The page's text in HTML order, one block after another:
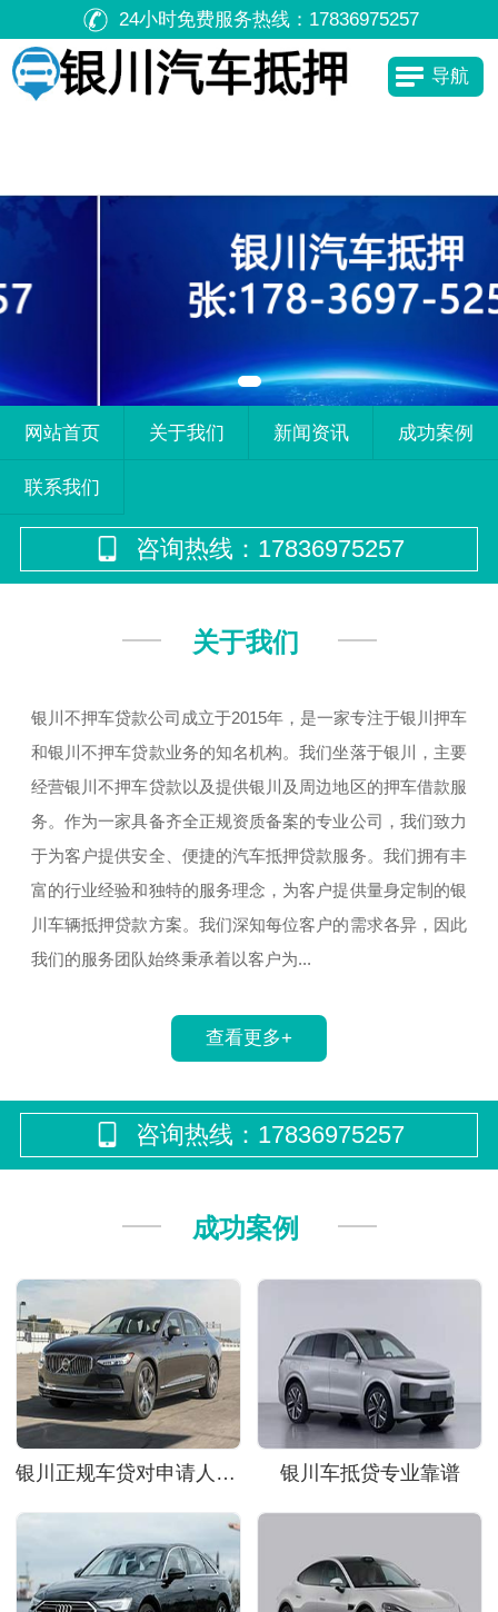
24小时免费服务热线： 17836975257
导航
网站首页 关于我们 新闻资讯 成功案例
联系我们
咨询热线：17836975257
关于我们
银川不押车贷款公司成立于2015年，是一家专注于银川押车
和银川不押车贷款业务的知名机构。我们坐落于银川，主要
经营银川不押车贷款以及提供银川及周边地区的押车借款服
务。作为一家具备齐全正规资质备案的专业公司，我们致力
于为客户提供安全、便捷的汽车抵押贷款服务。我们拥有丰
富的行业经验和独特的服务理念，为客户提供量身定制的银
川车辆抵押贷款方案。我们深知每位客户的需求各异，因此
我们的服务团队始终秉承着以客户为...
查看更多+
咨询热线：17836975257
成功案例
银川正规车贷对申请人有什么要求? 银川车抵贷专业靠谱